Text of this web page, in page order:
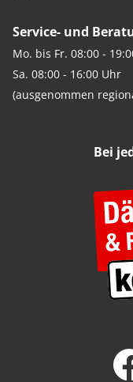
Service- und
Mo. bis Fr. 08:00 -
Sa. 08:00 - 16:00 Uhr
(ausgenommen
Bei